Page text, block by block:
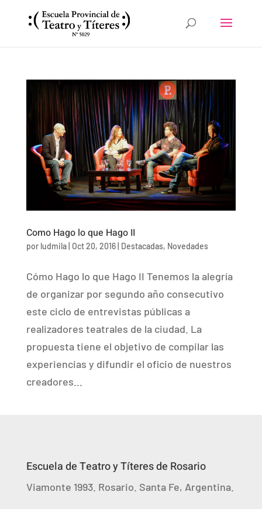
Como Hago lo que Hago II
por ludmila| Oct 20, 2016| Destacadas, Novedades
Cómo Hago lo que Hago II Tenemos la alegría
de organizar por segundo año consecutivo
este ciclo de entrevistas públicas a
realizadores teatrales de la ciudad. La
propuesta tiene el objetivo de compilar las
experiencias y difundir el oficio de nuestros
creadores...
Escuela de Teatro y Títeres de Rosario
Viamonte 1993. Rosario. Santa Fe, Argentina.